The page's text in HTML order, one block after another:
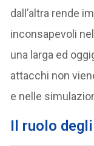
dall’altra rende
inconsapevoli
una larga ed
attacchi non
e nelle
Il ruolo